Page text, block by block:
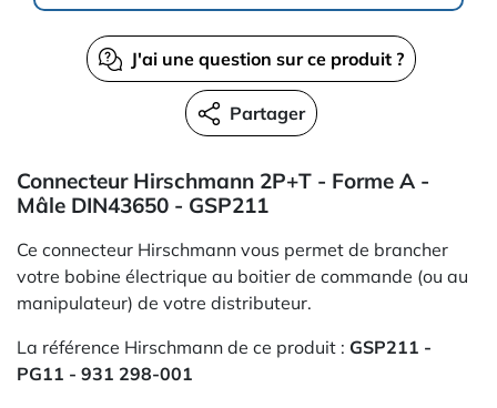
J'ai une question sur ce produit ?
Partager
Connecteur Hirschmann 2P+T - Forme A -
Mâle DIN43650 - GSP211
Ce connecteur Hirschmann vous permet de brancher
votre bobine électrique au boitier de commande (ou au
manipulateur) de votre distributeur.
La référence Hirschmann de ce produit : GSP211 -
PG11 - 931 298-001